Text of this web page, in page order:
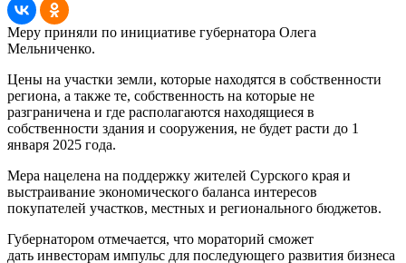
Меру приняли по инициативе губернатора Олега
Мельниченко.
Цены на участки земли, которые находятся в собственности
региона, а также те, собственность на которые не
разграничена и где располагаются находящиеся в
собственности здания и сооружения, не будет расти до 1
января 2025 года.
Мера нацелена на поддержку жителей Сурского края и
выстраивание экономического баланса интересов
покупателей участков, местных и регионального бюджетов.
Губернатором отмечается, что мораторий сможет
дать инвесторам импульс для последующего развития бизнеса